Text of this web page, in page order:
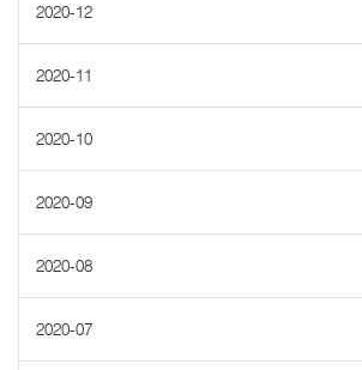
2020-12
2020-11
2020-10
2020-09
2020-08
2020-07